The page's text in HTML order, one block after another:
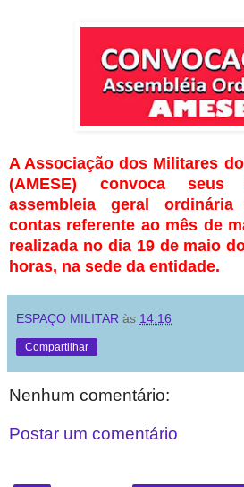
A Associação dos Militares
(AMESE) convoca seus
assembleia geral
contas referente ao mês de
realizada no dia 19 de maio
horas, na sede da entidade.
ESPAÇO MILITAR às 14:16
Compartilhar
Nenhum comentário:
Postar um comentário